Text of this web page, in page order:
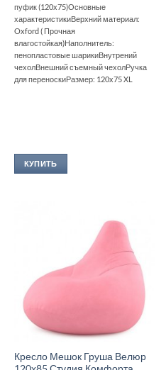
пуфик (120х75)Основные
характеристикиВерхний материал:
Oxford ( Прочная
влагостойкая)Наполнитель:
пенопластовые шарикиВнутрений
чехолВнешний съемный чехолРучка
для переноскиРазмер: 120х75 XL
КУПИТЬ
Кресло Мешок Груша Велюр